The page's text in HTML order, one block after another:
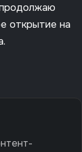
открытие на